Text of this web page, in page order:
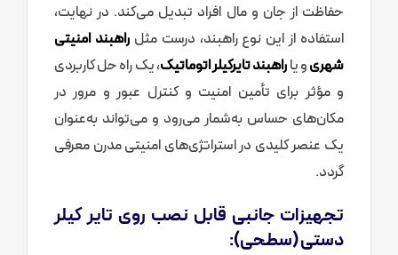
حفاظت از جان و مال افراد تبدیل می‌کند. در نهایت،
استفاده از این نوع راهبند، درست مثلراهبند امنیتی
شهریو یاراهبند تایرکیلر اتوماتیک، یک راه حل کاربردی
و مؤثر برای تأمین امنیت و کنترل عبور و مرور در
مکان‌های حساس به‌شمار می‌رود و می‌تواند به‌عنوان
یک عنصر کلیدی در استراتژی‌های امنیتی مدرن معرفی
گردد.
تجهیزات جانبی قابل نصب روی تایر کیلر
دستی (سطحی):